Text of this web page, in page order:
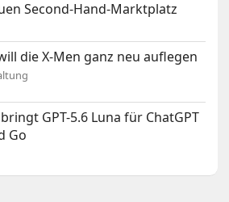
Second-Hand-Marktplatz
die X-Men ganz neu auflegen
GPT-5.6 Luna für ChatGPT
Go